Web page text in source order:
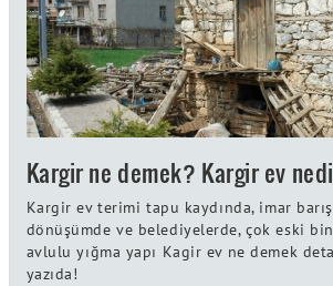
Kargir ne demek? Kargir ev
Kargir ev terimi tapu kaydında, imar
dönüşümde ve belediyelerde, çok eski
avlulu yığma yapı Kagir ev ne demek
yazıda!